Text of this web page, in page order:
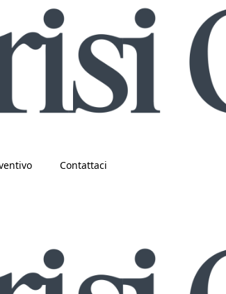
Contattaci